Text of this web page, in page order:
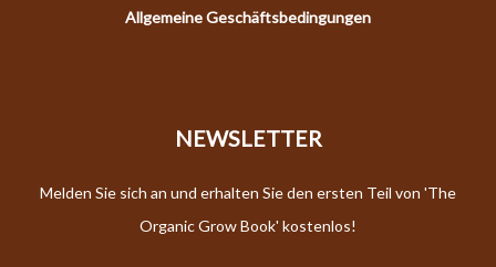
Allgemeine Geschäftsbedingungen
NEWSLETTER
Melden Sie sich an und erhalten Sie den ersten Teil von 'The
Organic Grow Book' kostenlos!